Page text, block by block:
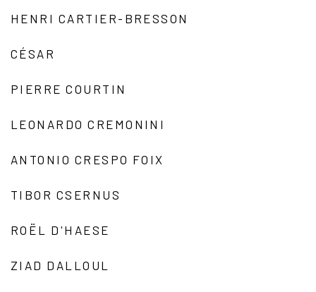
HENRI CARTIER-BRESSON
CÉSAR
PIERRE COURTIN
LEONARDO CREMONINI
ANTONIO CRESPO FOIX
TIBOR CSERNUS
ROËL D'HAESE
ZIAD DALLOUL